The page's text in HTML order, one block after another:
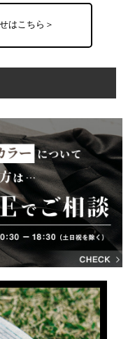
はこちら＞